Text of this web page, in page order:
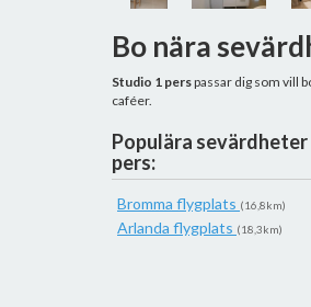
Bo nära
Studio 1 perspassar dig som vill
caféer.
Populära sevärdheter
pers:
Bromma flygplats (16,8km)
Arlanda flygplats (18,3km)